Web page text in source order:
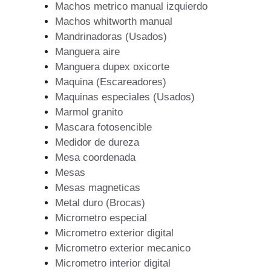
Machos metrico manual izquierdo
Machos whitworth manual
Mandrinadoras (Usados)
Manguera aire
Manguera dupex oxicorte
Maquina (Escareadores)
Maquinas especiales (Usados)
Marmol granito
Mascara fotosencible
Medidor de dureza
Mesa coordenada
Mesas
Mesas magneticas
Metal duro (Brocas)
Micrometro especial
Micrometro exterior digital
Micrometro exterior mecanico
Micrometro interior digital